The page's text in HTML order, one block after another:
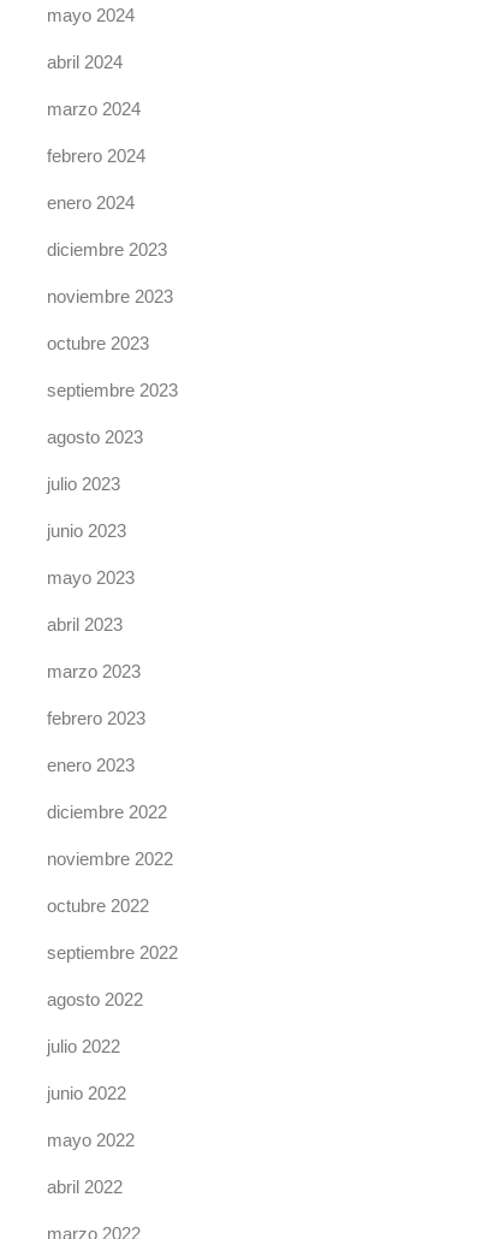
mayo 2024
abril 2024
marzo 2024
febrero 2024
enero 2024
diciembre 2023
noviembre 2023
octubre 2023
septiembre 2023
agosto 2023
julio 2023
junio 2023
mayo 2023
abril 2023
marzo 2023
febrero 2023
enero 2023
diciembre 2022
noviembre 2022
octubre 2022
septiembre 2022
agosto 2022
julio 2022
junio 2022
mayo 2022
abril 2022
marzo 2022